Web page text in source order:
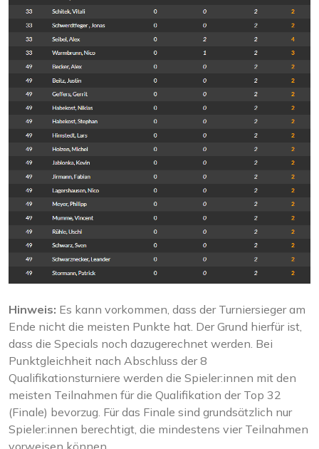
Hinweis: Es kann vorkommen, dass der Turniersieger am
Ende nicht die meisten Punkte hat. Der Grund hierfür ist,
dass die Specials noch dazugerechnet werden. Bei
Punktgleichheit nach Abschluss der 8
Qualifikationsturniere werden die Spieler:innen mit den
meisten Teilnahmen für die Qualifikation der Top 32
(Finale) bevorzug. Für das Finale sind grundsätzlich nur
Spieler:innen berechtigt, die mindestens vier Teilnahmen